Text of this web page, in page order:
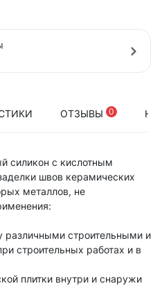
ОТЗЫВЫ 0
силикон с кислотным
швов керамических
металлов, не
строительными и
строительных работах и в
плитки внутри и снаружи